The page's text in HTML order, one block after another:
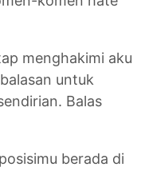
menghakimi aku
untuk
Balas
berada di